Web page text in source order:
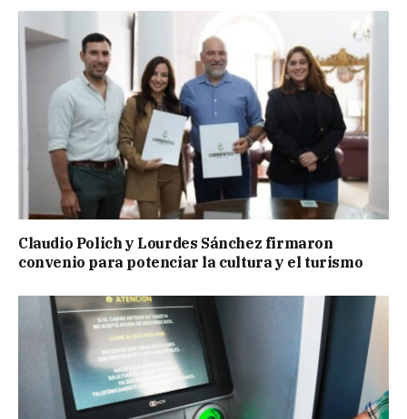
Claudio Polich y Lourdes Sánchez firmaron
convenio para potenciar la cultura y el turismo